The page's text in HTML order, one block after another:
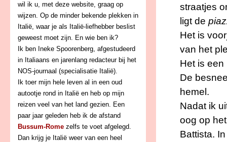
wil ik u, met deze website, graag op
wijzen. Op de minder bekende plekken in
Italië, waar je als Italië-liefhebber beslist
geweest moet zijn. En wie ben ik?
Ik ben Ineke Spoorenberg, afgestudeerd
in Italiaans en jarenlang redacteur bij het
NOS-journaal (specialisatie Italië).
Ik toer mijn hele leven al in een oud
autootje rond in Italië en heb op mijn
reizen veel van het land gezien. Een
paar jaar geleden heb ik de afstand
Bussum-Rome zelfs te voet afgelegd.
Dan krijg je Italië weer van een heel
straatjes
ligt de
Het is
van het
Het is
De
hemel.
Nadat ik
oog op
Battista.